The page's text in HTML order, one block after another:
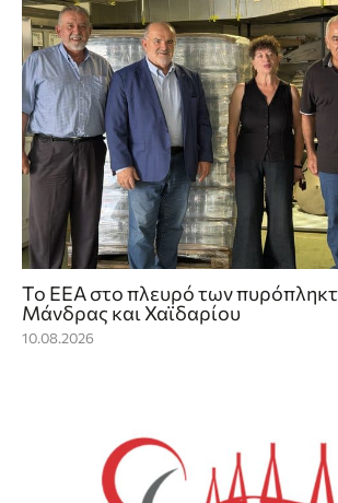
Το ΕΕΑ στο πλευρό των
Μάνδρας και Χαϊδαρίου
10.08.2026